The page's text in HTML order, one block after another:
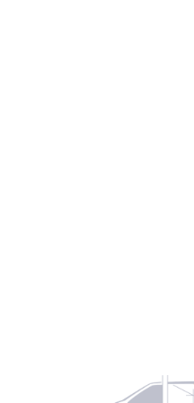
sind keine
Fenster in der
nicht mitgeliefert